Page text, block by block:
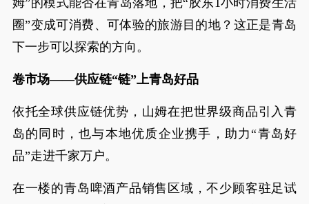
姆”的模式能否在青岛落地，把“胶东1小时消费生活
圈”变成可消费、可体验的旅游目的地？这正是青岛
下一步可以探索的方向。
卷市场——供应链“链”上青岛好品
依托全球供应链优势，山姆在把世界级商品引入青
岛的同时，也与本地优质企业携手，助力“青岛好
品”走进千家万户。
在一楼的青岛啤酒产品销售区域，不少顾客驻足试